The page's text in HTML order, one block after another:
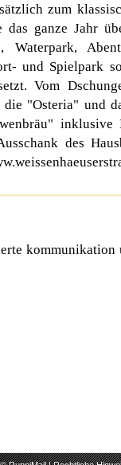
zum
ganze Jahr
Waterpark,
und Spielpark
Vom
die "Osteria" und
inklusive
des
kommunikation